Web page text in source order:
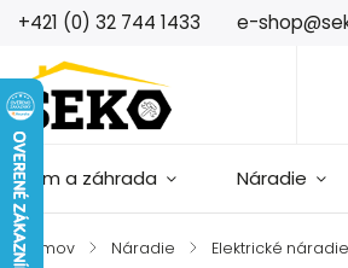
+421 (0) 32 744 1433 e-
Dom a záhrada Náradie
Domov / Náradie / Elektrické náradie